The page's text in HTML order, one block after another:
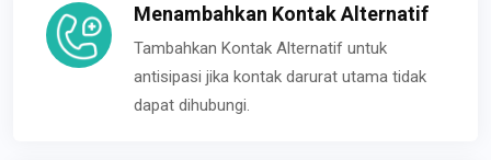
Menambahkan Kontak Alternatif
Tambahkan Kontak Alternatif untuk
antisipasi jika kontak darurat utama tidak
dapat dihubungi.